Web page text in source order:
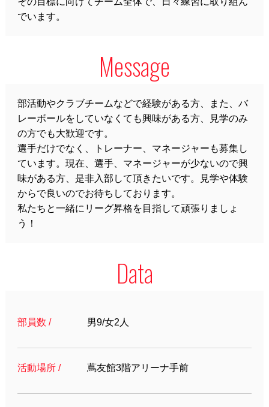
でいます。
Message
部活動やクラブチームなどで経験がある方、また、バ
レーボールをしていなくても興味がある方、見学のみ
の方でも大歓迎です。
選手だけでなく、トレーナー、マネージャーも募集し
ています。現在、選手、マネージャーが少ないので興
味がある方、是非入部して頂きたいです。見学や体験
からで良いのでお待ちしております。
私たちと一緒にリーグ昇格を目指して頑張りましょ
う！
Data
部員数 / 男9/女2人
活動場所 / 蔦友館3階アリーナ手前